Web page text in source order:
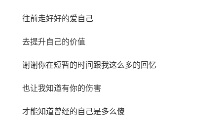
往前走好好的爱自己
去提升自己的价值
谢谢你在短暂的时间跟我这么多的回忆
也让我知道有你的伤害
才能知道曾经的自己是多么傻